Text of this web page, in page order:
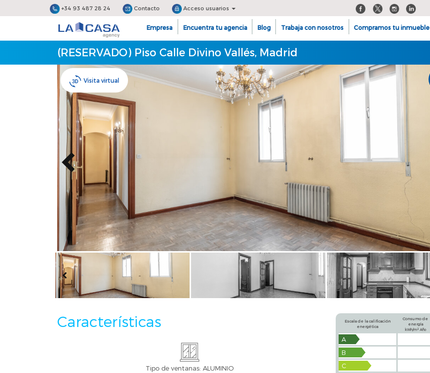
+34 93 487 28 24 Contacto Acceso usuarios
Empresa Encuentra tu agencia Blog Trabaja con nosotros Compramos tu inmueble
(RESERVADO) Piso Calle Divino Vallés, Madrid
Visita virtual
Características
Tipo de ventanas: ALUMINIO
Escala de la calificación
energética
Consumo de
energía
kWh/m2Año
A
B
C